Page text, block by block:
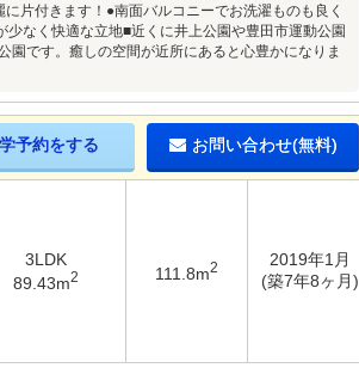
片付きます！●南面バルコニーでお洗濯ものも良く
なく快適な立地■近くに井上公園や豊田市運動公園
です。癒しの空間が近所にあると心豊かになりま
予約をする お問い合わせ(無料)
3LDK
89.43m2 111.8m2
2019年1月
(築7年8ヶ月)